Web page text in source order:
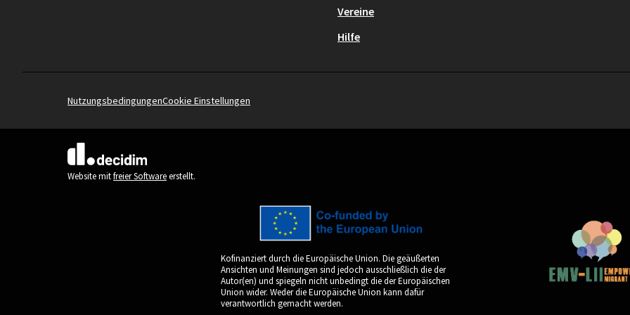
Vereine
Hilfe
NutzungsbedingungenCookie Einstellungen
(Externer Link)
Website mitfreier Softwareerstellt.
Kofinanziert durch die Europäische Union. Die geäußerten
Ansichten und Meinungen sind jedoch ausschließlich die der
Autor(en) und spiegeln nicht unbedingt die der Europäischen
Union wider. Weder die Europäische Union kann dafür
verantwortlich gemacht werden.